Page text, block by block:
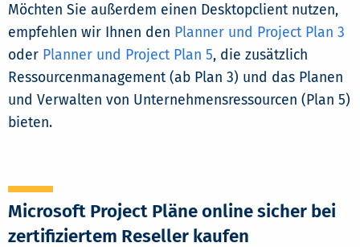
Möchten Sie außerdem einen Desktopclient nutzen,
empfehlen wir Ihnen den Planner und Project Plan 3
oder Planner und Project Plan 5, die zusätzlich
Ressourcenmanagement (ab Plan 3) und das Planen
und Verwalten von Unternehmensressourcen (Plan 5)
bieten.
Microsoft Project Pläne online sicher bei
zertifiziertem Reseller kaufen